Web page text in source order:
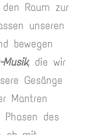
Raum zur
unseren
bewegen
, die wir
Gesänge
Mantren
Phasen des